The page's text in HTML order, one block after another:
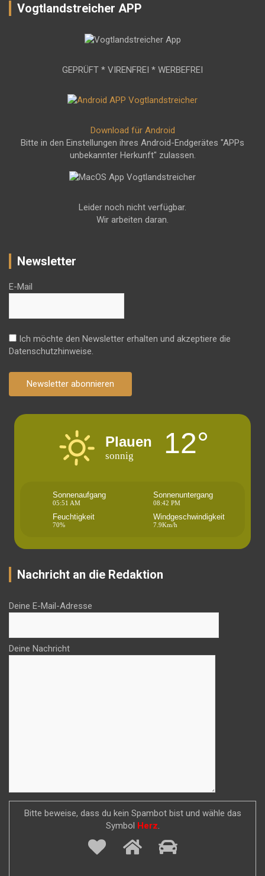
Vogtlandstreicher APP
GEPRÜFT * VIRENFREI * WERBEFREI
Download für Android
Bitte in den Einstellungen ihres Android-Endgerätes "APPs
unbekannter Herkunft" zulassen.
Leider noch nicht verfügbar.
Wir arbeiten daran.
Newsletter
E-Mail
Ich möchte den Newsletter erhalten und akzeptiere die
Datenschutzhinweise.
Newsletter abonnieren
Plauen
sonnig 12°
Sonnenaufgang
05:51 AM
Sonnenuntergang
08:42 PM
Feuchtigkeit
70%
Windgeschwindigkeit
7.9Km/h
Nachricht an die Redaktion
Deine E-Mail-Adresse
Deine Nachricht
Bitte beweise, dass du kein Spambot bist und wähle das
Symbol Herz.